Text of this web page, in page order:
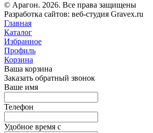
© Арагон. 2026. Все права защищены
Разработка сайтов: веб-студия Gravex.ru
Главная
Каталог
Избранное
Профиль
Корзина
Ваша корзина
Заказать обратный звонок
Ваше имя
Телефон
Удобное время c